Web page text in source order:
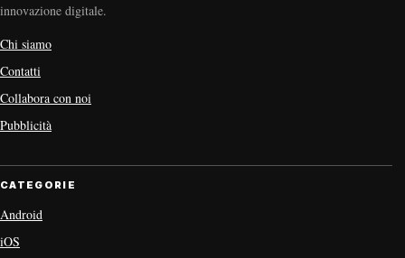
innovazione digitale.
Chi siamo
Contatti
Collabora con noi
Pubblicità
CATEGORIE
Android
iOS